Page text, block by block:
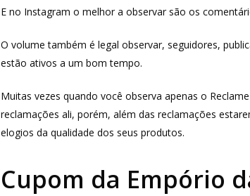
E no Instagram o melhor a observar são os
O volume também é legal observar, seguidores,
estão ativos a um bom tempo.
Muitas vezes quando você observa apenas o
reclamações ali, porém, além das reclamações
elogios da qualidade dos seus produtos.
Cupom da Empório